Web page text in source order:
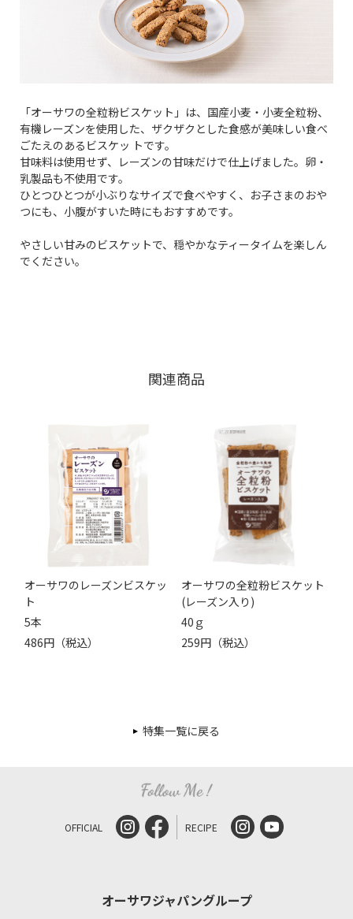
「オーサワの全粒粉ビスケット」は、国産小麦・小麦全粒粉、
有機レーズンを使用した、ザクザクとした食感が美味しい食べ
ごたえのあるビスケッ トです。
甘味料は使用せず、レーズンの甘味だけで仕上げました。卵・
乳製品も不使用です。
ひとつひとつが小ぶりなサイズで食べやすく、お子さまのおや
つにも、小腹がすいた時にもおすすめです。
やさしい甘みのビスケットで、穏やかなティータイムを楽しん
でください。
関連商品
オーサワのレーズンビスケッ
ト
5本
486円（税込）
オーサワの全粒粉ビスケット
(レーズン入り)
40ｇ
259円（税込）
特集一覧に戻る
OFFICIAL RECIPE
オーサワジャパングループ